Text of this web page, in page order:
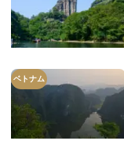
ベトナム